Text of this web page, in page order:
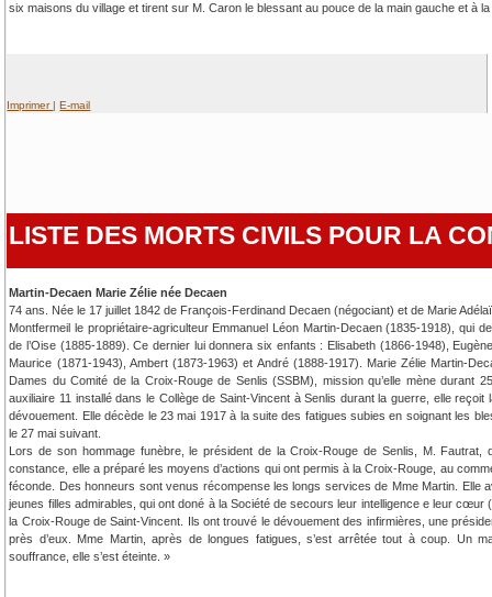
six maisons du village et tirent sur M. Caron le blessant au pouce de la main gauche et à
Imprimer E-mail
LISTE DES MORTS CIVILS POUR LA
Martin-Decaen Marie Zélie née Decaen
74 ans. Née le 17 juillet 1842 de François-Ferdinand Decaen (négociant) et de Marie
Montfermeil le propriétaire-agriculteur Emmanuel Léon Martin-Decaen (1835-1918), qui
de l’Oise (1885-1889). Ce dernier lui donnera six enfants : Elisabeth (1866-1948),
Maurice (1871-1943), Ambert (1873-1963) et André (1888-1917). Marie Zélie Martin-
Dames du Comité de la Croix-Rouge de Senlis (SSBM), mission qu’elle mène durant
auxiliaire 11 installé dans le Collège de Saint-Vincent à Senlis durant la guerre, elle
dévouement. Elle décède le 23 mai 1917 à la suite des fatigues subies en soignant les
le 27 mai suivant.
Lors de son hommage funèbre, le président de la Croix-Rouge de Senlis, M.
constance, elle a préparé les moyens d’actions qui ont permis à la Croix-Rouge, au
féconde. Des honneurs sont venus récompense les longs services de Mme Martin. Elle
jeunes filles admirables, qui ont doné à la Société de secours leur intelligence e leur
la Croix-Rouge de Saint-Vincent. Ils ont trouvé le dévouement des infirmières, une
près d’eux. Mme Martin, après de longues fatigues, s’est arrêtée tout à coup. Un
souffrance, elle s’est éteinte. »